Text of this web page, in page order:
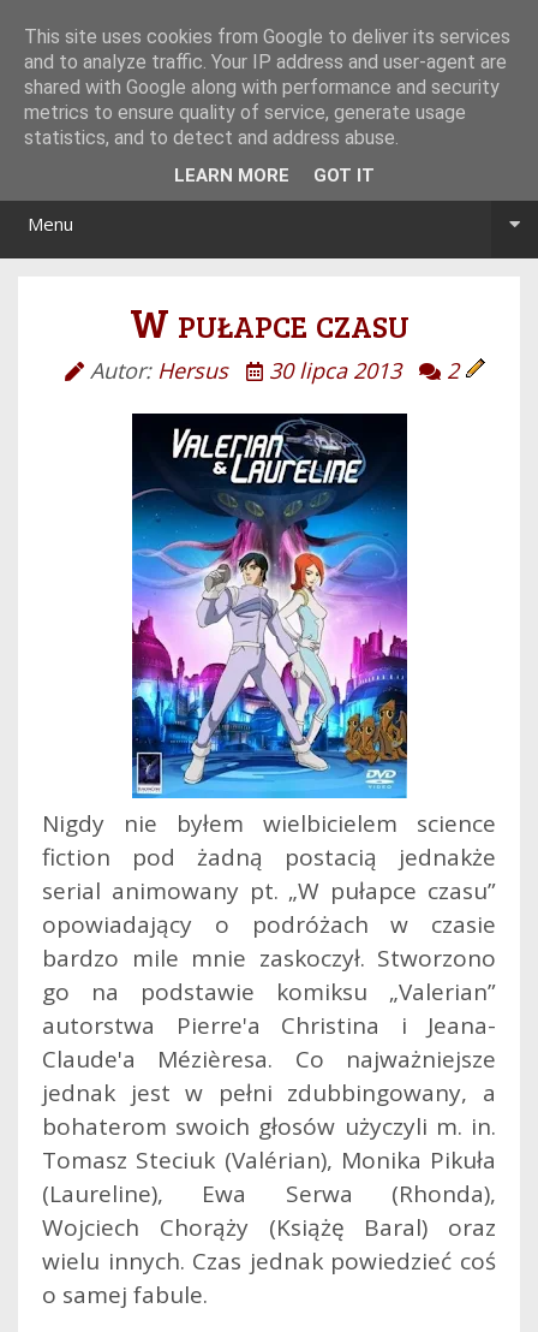
Menu
W pułapce czasu
Autor: Hersus 30 lipca 2013 2
Nigdy nie byłem wielbicielem science
fiction pod żadną postacią jednakże
serial animowany pt. „W pułapce czasu”
opowiadający o podróżach w czasie
bardzo mile mnie zaskoczył. Stworzono
go na podstawie komiksu „Valerian”
autorstwa Pierre'a Christina i Jeana-
Claude'a Mézièresa. Co najważniejsze
jednak jest w pełni zdubbingowany, a
bohaterom swoich głosów użyczyli m. in.
Tomasz Steciuk (Valérian), Monika Pikuła
(Laureline), Ewa Serwa (Rhonda),
Wojciech Chorąży (Książę Baral) oraz
wielu innych. Czas jednak powiedzieć coś
o samej fabule.
This site uses cookies from Google to deliver its services
and to analyze traffic. Your IP address and user-agent are
shared with Google along with performance and security
metrics to ensure quality of service, generate usage
statistics, and to detect and address abuse.
LEARN MORE GOT IT